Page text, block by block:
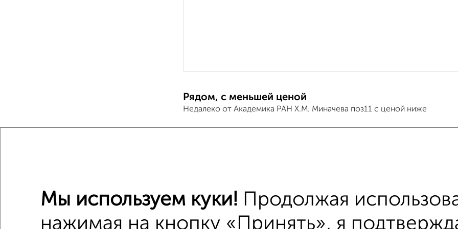
Рядом, с меньшей ценой
Недалеко от Академика РАН Х.М. Миначева поз11 с ценой ниже
не первый этаж не последний этаж с балконом
с центральным отоплением в строящихся домах в
Мы используем куки! Продолжая
нажимая на кнопку «Принять», я